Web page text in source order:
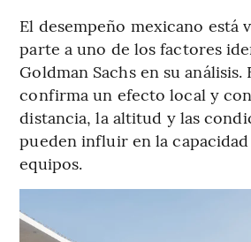
El desempeño mexicano está
parte a uno de los factores
Goldman Sachs en su análisis.
confirma un efecto local y
distancia, la altitud y las
pueden influir en la
equipos.